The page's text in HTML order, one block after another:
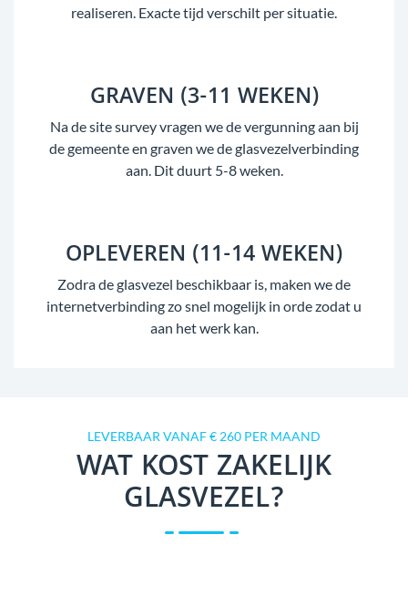
realiseren. Exacte tijd verschilt per situatie.
GRAVEN (3-11 WEKEN)
Na de site survey vragen we de vergunning aan bij
de gemeente en graven we de glasvezelverbinding
aan. Dit duurt 5-8 weken.
OPLEVEREN (11-14 WEKEN)
Zodra de glasvezel beschikbaar is, maken we de
internetverbinding zo snel mogelijk in orde zodat u
aan het werk kan.
LEVERBAAR VANAF € 260 PER MAAND
WAT KOST ZAKELIJK
GLASVEZEL?